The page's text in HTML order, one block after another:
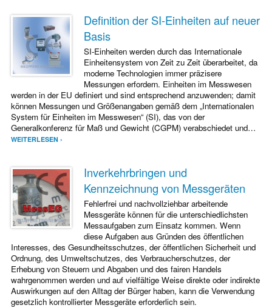
Definition der SI-Einheiten auf neuer
Basis
SI-Einheiten werden durch das Internationale
Einheitensystem von Zeit zu Zeit überarbeitet, da
moderne Technologien immer präzisere
Messungen erfordern. Einheiten im Messwesen
werden in der EU definiert und sind entsprechend anzuwenden; damit
können Messungen und Größenangaben gemäß dem „Internationalen
System für Einheiten im Messwesen“ (SI), das von der
Generalkonferenz für Maß und Gewicht (CGPM) verabschiedet und…
WEITERLESEN ›
Inverkehrbringen und
Kennzeichnung von Messgeräten
Fehlerfrei und nachvollziehbar arbeitende
Messgeräte können für die unterschiedlichsten
Messaufgaben zum Einsatz kommen. Wenn
diese Aufgaben aus Gründen des öffentlichen
Interesses, des Gesundheitsschutzes, der öffentlichen Sicherheit und
Ordnung, des Umweltschutzes, des Verbraucherschutzes, der
Erhebung von Steuern und Abgaben und des fairen Handels
wahrgenommen werden und auf vielfältige Weise direkte oder indirekte
Auswirkungen auf den Alltag der Bürger haben, kann die Verwendung
gesetzlich kontrollierter Messgeräte erforderlich sein.